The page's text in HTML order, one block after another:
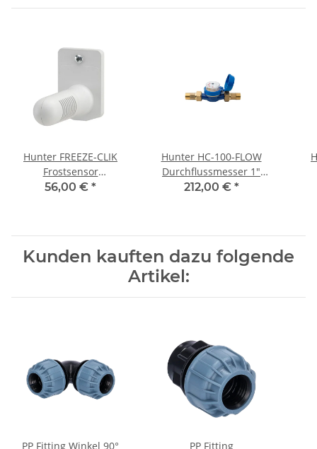
Hunter FREEZE-CLIK
Frostsensor
kabelgebunden
56,00 € *
Hunter HC-100-FLOW
Durchflussmesser 1"
Außengewinde (AG)
212,00 € *
Kunden kauften dazu folgende
Artikel:
PP Fitting Winkel 90°
PP Fitting